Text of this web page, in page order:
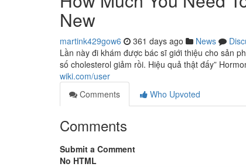
New
martink429gow6 361 days ago News
Lần này đi khám được bác sĩ giới thiệu cho sản
số cholesterol giảm rồi. Hiệu quả thật đấy”
wiki.com/user
Comments
Who Upvoted
Comments
Submit a Comment
No HTML